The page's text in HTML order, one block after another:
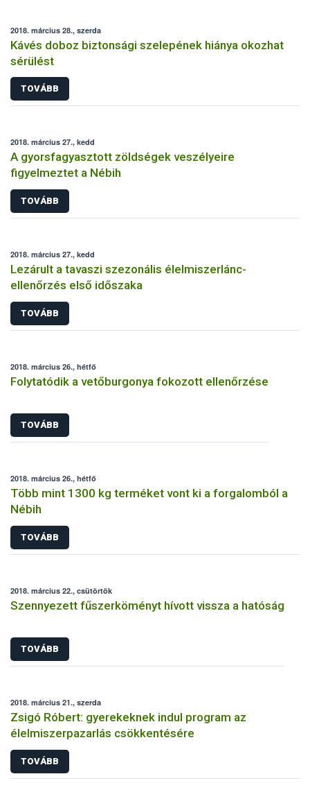
2018. március 28., szerda
Kávés doboz biztonsági szelepének hiánya okozhat
sérülést
TOVÁBB
2018. március 27., kedd
A gyorsfagyasztott zöldségek veszélyeire
figyelmeztet a Nébih
TOVÁBB
2018. március 27., kedd
Lezárult a tavaszi szezonális élelmiszerlánc-
ellenőrzés első időszaka
TOVÁBB
2018. március 26., hétfő
Folytatódik a vetőburgonya fokozott ellenőrzése
TOVÁBB
2018. március 26., hétfő
Több mint 1300 kg terméket vont ki a forgalomból a
Nébih
TOVÁBB
2018. március 22., csütörtök
Szennyezett fűszerköményt hívott vissza a hatóság
TOVÁBB
2018. március 21., szerda
Zsigó Róbert: gyerekeknek indul program az
élelmiszerpazarlás csökkentésére
TOVÁBB